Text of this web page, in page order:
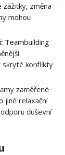
zážitky, změna
mohou
Teambuilding
skryté konflikty
zaměřené
jiné relaxační
duševní